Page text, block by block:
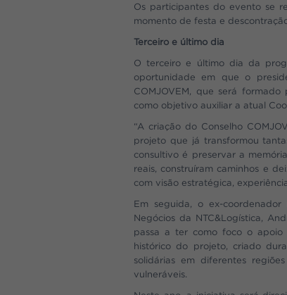
Os participantes do evento se
momento de festa e
Terceiro e último dia
O terceiro e último dia da
oportunidade em que o
COMJOVEM, que será
como objetivo auxiliar a atual
“A criação do Conselho
projeto que já transformou
consultivo é preservar a
reais, construíram caminhos e
com visão estratégica,
Em seguida, o ex-
Negócios da NTC&Logística,
passa a ter como foco o apoio
histórico do projeto, criado
solidárias em diferentes
vulneráveis.